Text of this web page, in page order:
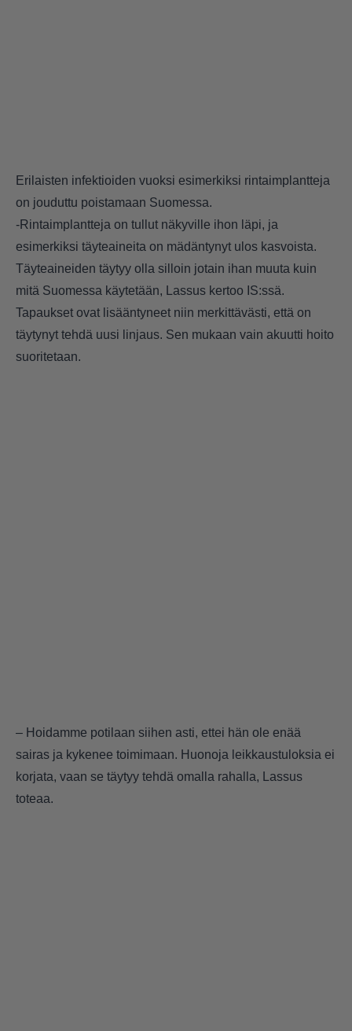
Erilaisten infektioiden vuoksi esimerkiksi rintaimplantteja
on jouduttu poistamaan Suomessa.
-Rintaimplantteja on tullut näkyville ihon läpi, ja
esimerkiksi täyteaineita on mädäntynyt ulos kasvoista.
Täyteaineiden täytyy olla silloin jotain ihan muuta kuin
mitä Suomessa käytetään, Lassus kertoo IS:ssä.
Tapaukset ovat lisääntyneet niin merkittävästi, että on
täytynyt tehdä uusi linjaus. Sen mukaan vain akuutti hoito
suoritetaan.
– Hoidamme potilaan siihen asti, ettei hän ole enää
sairas ja kykenee toimimaan. Huonoja leikkaustuloksia ei
korjata, vaan se täytyy tehdä omalla rahalla, Lassus
toteaa.